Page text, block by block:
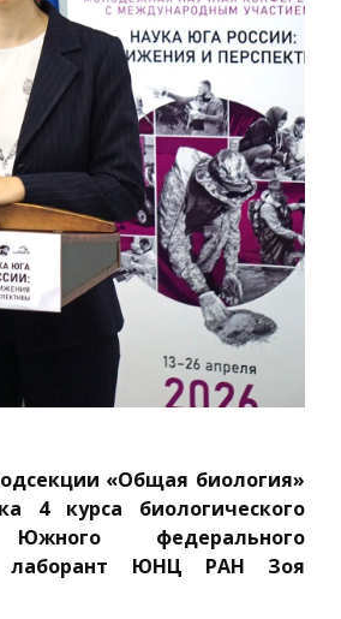
«Общая биология»
4 курса биологического
Южного федерального
лаборант ЮНЦ РАН Зоя